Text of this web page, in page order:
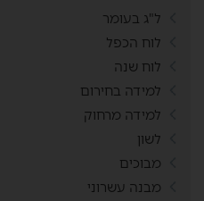
ל"ג בעומר
לוח הכפל
לוח שנה
למידה בחירום
למידה מרחוק
לשון
מבוכים
מבנה עשרוני